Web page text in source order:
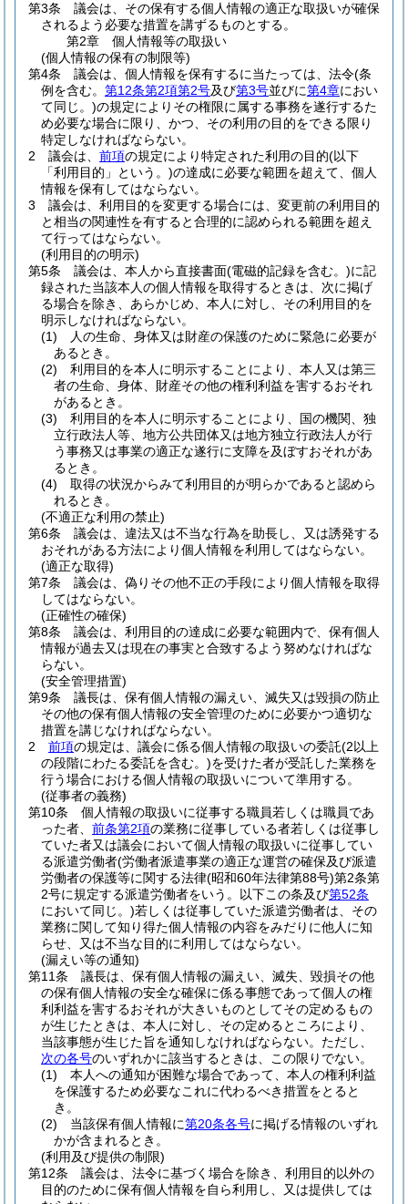
第3条
議会は、その保有する個人情報の適正な取扱いが確保
されるよう必要な措置を講ずるものとする。
第2章
個人情報等の取扱い
(個人情報の保有の制限等)
第4条
議会は、個人情報を保有するに当たっては、法令(条
例を含む。 第12条第2項第2号及び第3号並びに第4章におい
て同じ。)の規定によりその権限に属する事務を遂行するた
め必要な場合に限り、かつ、その利用の目的をできる限り
特定しなければならない。
2
議会は、 前項の規定により特定された利用の目的(以下
「利用目的」という。)の達成に必要な範囲を超えて、個人
情報を保有してはならない。
3
議会は、利用目的を変更する場合には、変更前の利用目的
と相当の関連性を有すると合理的に認められる範囲を超え
て行ってはならない。
(利用目的の明示)
第5条
議会は、本人から直接書面(電磁的記録を含む。)に記
録された当該本人の個人情報を取得するときは、次に掲げ
る場合を除き、あらかじめ、本人に対し、その利用目的を
明示しなければならない。
(1)
人の生命、身体又は財産の保護のために緊急に必要が
あるとき。
(2)
利用目的を本人に明示することにより、本人又は第三
者の生命、身体、財産その他の権利利益を害するおそれ
があるとき。
(3)
利用目的を本人に明示することにより、国の機関、独
立行政法人等、地方公共団体又は地方独立行政法人が行
う事務又は事業の適正な遂行に支障を及ぼすおそれがあ
るとき。
(4)
取得の状況からみて利用目的が明らかであると認めら
れるとき。
(不適正な利用の禁止)
第6条
議会は、違法又は不当な行為を助長し、又は誘発する
おそれがある方法により個人情報を利用してはならない。
(適正な取得)
第7条
議会は、偽りその他不正の手段により個人情報を取得
してはならない。
(正確性の確保)
第8条
議会は、利用目的の達成に必要な範囲内で、保有個人
情報が過去又は現在の事実と合致するよう努めなければな
らない。
(安全管理措置)
第9条
議長は、保有個人情報の漏えい、滅失又は毀損の防止
その他の保有個人情報の安全管理のために必要かつ適切な
措置を講じなければならない。
2
前項の規定は、議会に係る個人情報の取扱いの委託(2以上
の段階にわたる委託を含む。)を受けた者が受託した業務を
行う場合における個人情報の取扱いについて準用する。
(従事者の義務)
第10条
個人情報の取扱いに従事する職員若しくは職員であ
った者、 前条第2項の業務に従事している者若しくは従事し
ていた者又は議会において個人情報の取扱いに従事してい
る派遣労働者(労働者派遣事業の適正な運営の確保及び派遣
労働者の保護等に関する法律(昭和60年法律第88号)第2条第
2号に規定する派遣労働者をいう。以下この条及び第52条
において同じ。)若しくは従事していた派遣労働者は、その
業務に関して知り得た個人情報の内容をみだりに他人に知
らせ、又は不当な目的に利用してはならない。
(漏えい等の通知)
第11条
議長は、保有個人情報の漏えい、滅失、毀損その他
の保有個人情報の安全な確保に係る事態であって個人の権
利利益を害するおそれが大きいものとしてその定めるもの
が生じたときは、本人に対し、その定めるところにより、
当該事態が生じた旨を通知しなければならない。 ただし、
次の各号のいずれかに該当するときは、この限りでない。
(1)
本人への通知が困難な場合であって、本人の権利利益
を保護するため必要なこれに代わるべき措置をとると
き。
(2)
当該保有個人情報に第20条各号に掲げる情報のいずれ
かが含まれるとき。
(利用及び提供の制限)
第12条
議会は、法令に基づく場合を除き、利用目的以外の
目的のために保有個人情報を自ら利用し、又は提供しては